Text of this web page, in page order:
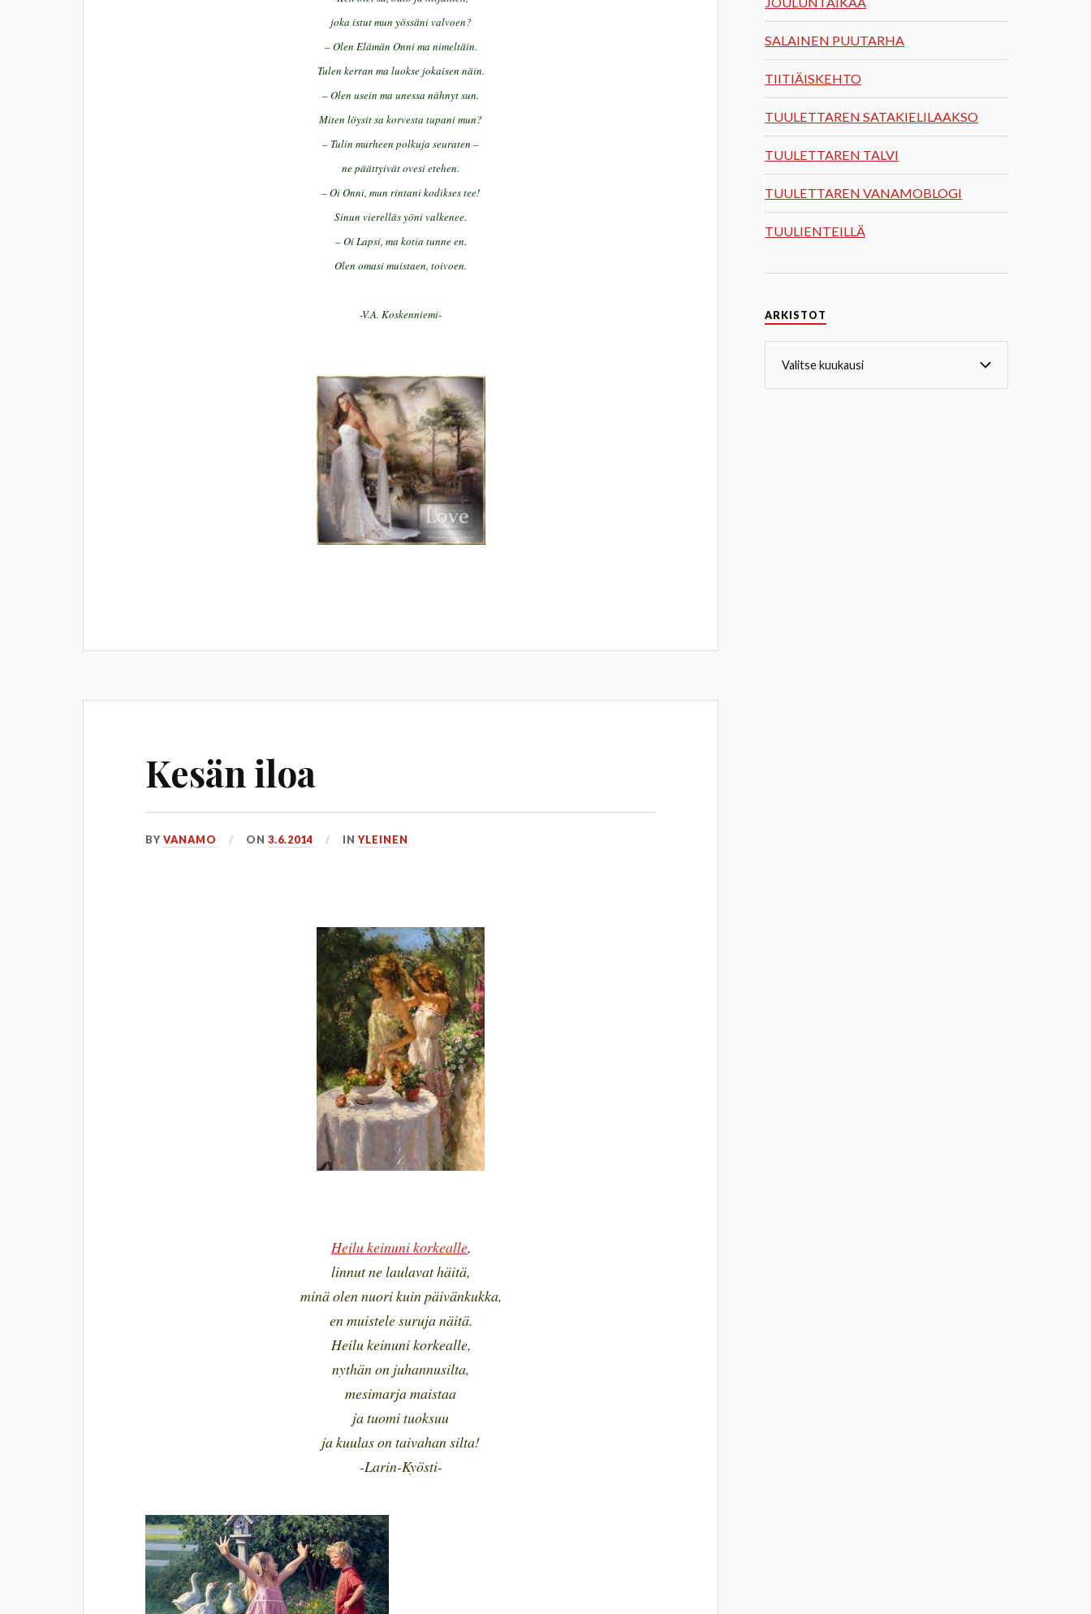
joka istut mun yössäni valvoen?
– Olen Elämän Onni ma nimeltäin.
Tulen kerran ma luokse jokaisen näin.
– Olen usein ma unessa nähnyt sun.
Miten löysit sa korvesta tupani mun?
– Tulin murheen polkuja seuraten –
ne päättyivät ovesi etehen.
– Oi Onni, mun rintani kodikses tee!
Sinun vierelläs yöni valkenee.
– Oi Lapsi, ma kotia tunne en.
Olen omasi muistaen, toivoen.
-V.A. Koskenniemi-
Kesän iloa
BYVANAMO ON3.6.2014 INYLEINEN
Heilu keinuni korkealle,
linnut ne laulavat häitä,
minä olen nuori kuin päivänkukka,
en muistele suruja näitä.
Heilu keinuni korkealle,
nythän on juhannusilta,
mesimarja maistaa
ja tuomi tuoksuu
ja kuulas on taivahan silta!
-Larin-Kyösti-
SALAINEN PUUTARHA
TIITIÄISKEHTO
TUULETTAREN SATAKIELILAAKSO
TUULETTAREN TALVI
TUULETTAREN VANAMOBLOGI
TUULIENTEILLÄ
ARKISTOT